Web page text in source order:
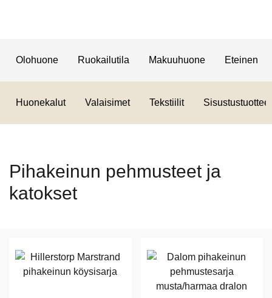
Olohuone Ruokailutila Makuuhuone Eteinen
Huonekalut Valaisimet Tekstiilit Sisustustuotteet
Pihakeinun pehmusteet ja
katokset